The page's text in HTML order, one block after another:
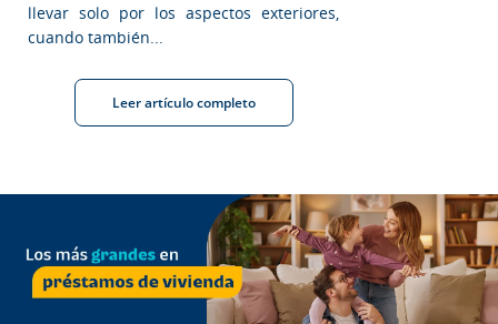
llevar solo por los aspectos exteriores,
cuando también...
Leer artículo completo